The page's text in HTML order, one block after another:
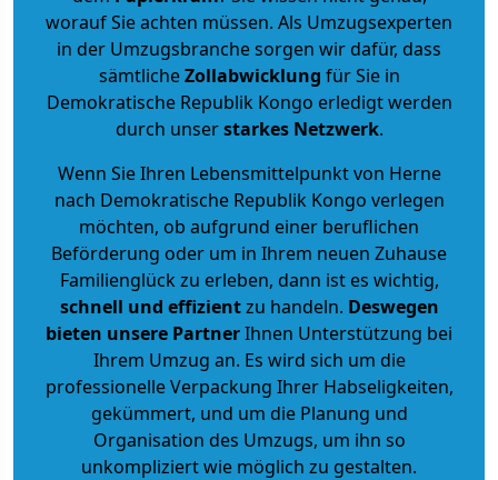
worauf Sie achten müssen. Als Umzugsexperten
in der Umzugsbranche sorgen wir dafür, dass
sämtlicheZollabwicklung für Sie in
Demokratische Republik Kongo erledigt werden
durch unserstarkes Netzwerk.
Wenn Sie Ihren Lebensmittelpunkt von Herne
nach Demokratische Republik Kongo verlegen
möchten, ob aufgrund einer beruflichen
Beförderung oder um in Ihrem neuen Zuhause
Familienglück zu erleben, dann ist es wichtig,
schnell und effizientzu handeln. Deswegen
bieten unsere PartnerIhnen Unterstützung bei
Ihrem Umzug an. Es wird sich um die
professionelle Verpackung Ihrer Habseligkeiten,
gekümmert, und um die Planung und
Organisation des Umzugs, um ihn so
unkompliziert wie möglich zu gestalten.